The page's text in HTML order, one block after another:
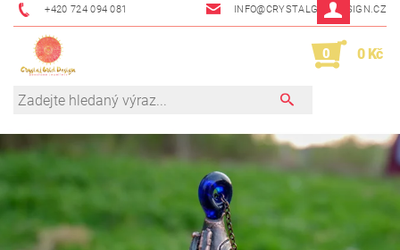
+420 724 094 081 INFO@CRYSTALGRIDDESIGN.CZ
0 0 Kč